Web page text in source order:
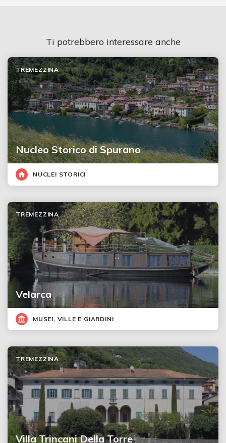
Ti potrebbero interessare anche
Nucleo Storico di Spurano
TREMEZZINA
NUCLEI STORICI
Velarca
TREMEZZINA
MUSEI, VILLE E GIARDINI
Villa Trincani Della Torre
TREMEZZINA